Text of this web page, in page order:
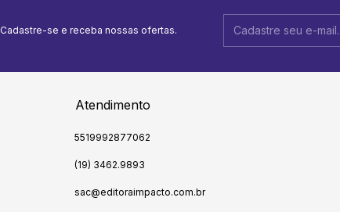
Cadastre-se e receba nossas ofertas.
Atendimento
5519992877062
(19) 3462.9893
sac@editoraimpacto.com.br